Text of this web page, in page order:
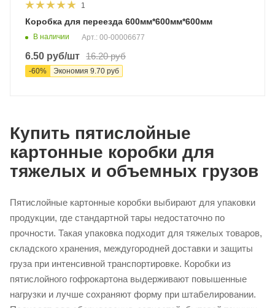
1
Коробка для переезда 600мм*600мм*600мм
В наличии Арт.: 00-00006677
6.50 руб/шт 16.20руб
-60% Экономия 9.70 руб
Купить пятислойные
картонные коробки для
тяжелых и объемных грузов
Пятислойные картонные коробки выбирают для упаковки
продукции, где стандартной тары недостаточно по
прочности. Такая упаковка подходит для тяжелых товаров,
складского хранения, междугородней доставки и защиты
груза при интенсивной транспортировке. Коробки из
пятислойного гофрокартона выдерживают повышенные
нагрузки и лучше сохраняют форму при штабелировании.